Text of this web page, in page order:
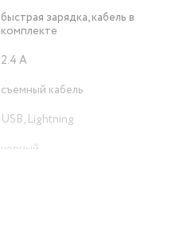
быстрая зарядка, кабель в
комплекте
2.4 А
съемный кабель
USB, Lightning
черный